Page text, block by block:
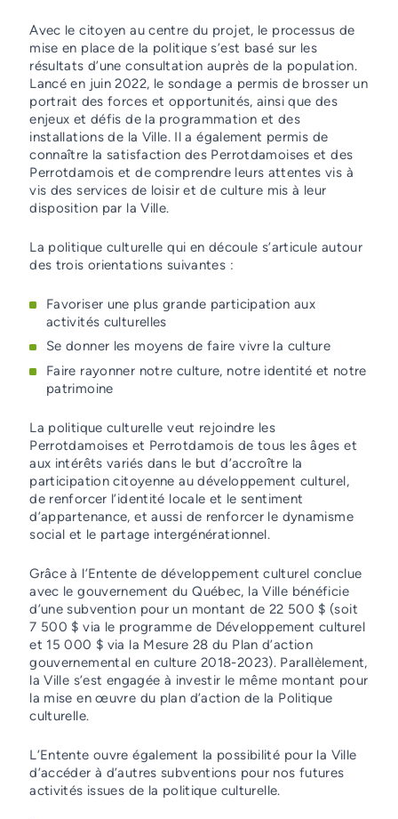
Avec le citoyen au centre du projet, le processus de
mise en place de la politique s’est basé sur les
résultats d’une consultation auprès de la population.
Lancé en juin 2022, le sondage a permis de brosser un
portrait des forces et opportunités, ainsi que des
enjeux et défis de la programmation et des
installations de la Ville. Il a également permis de
connaître la satisfaction des Perrotdamoises et des
Perrotdamois et de comprendre leurs attentes vis à
vis des services de loisir et de culture mis à leur
disposition par la Ville.
La politique culturelle qui en découle s’articule autour
des trois orientations suivantes :
Favoriser une plus grande participation aux
activités culturelles
Se donner les moyens de faire vivre la culture
Faire rayonner notre culture, notre identité et notre
patrimoine
La politique culturelle veut rejoindre les
Perrotdamoises et Perrotdamois de tous les âges et
aux intérêts variés dans le but d’accroître la
participation citoyenne au développement culturel,
de renforcer l’identité locale et le sentiment
d’appartenance, et aussi de renforcer le dynamisme
social et le partage intergénérationnel.
Grâce à l’Entente de développement culturel conclue
avec le gouvernement du Québec, la Ville bénéficie
d’une subvention pour un montant de 22 500 $ (soit
7 500 $ via le programme de Développement culturel
et 15 000 $ via la Mesure 28 du Plan d’action
gouvernemental en culture 2018-2023). Parallèlement,
la Ville s’est engagée à investir le même montant pour
la mise en œuvre du plan d’action de la Politique
culturelle.
L’Entente ouvre également la possibilité pour la Ville
d’accéder à d’autres subventions pour nos futures
activités issues de la politique culturelle.